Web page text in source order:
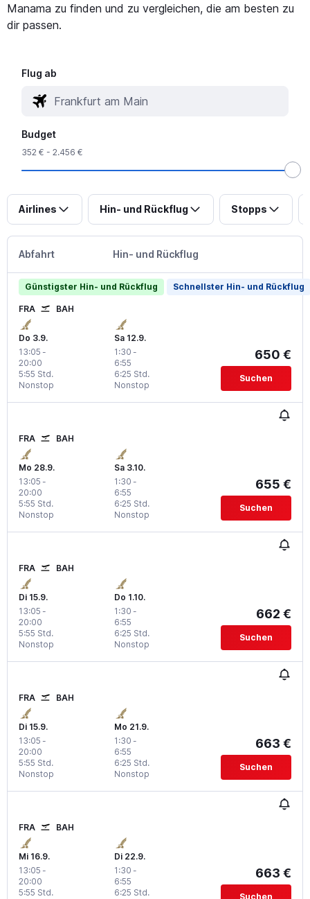
Manama zu finden und zu vergleichen, die am besten zu
dir passen.
Flug ab
Budget
352 € - 2.456 €
Airlines Hin- und Rückflug Stopps
Abfahrt Hin- und Rückflug
Günstigster Hin- und Rückflug Schnellster Hin- und Rückflug
FRA BAH
Do 3.9.
13:05 -
20:00
Nonstop
5:55 Std.
Sa 12.9.
1:30 -
6:55
Nonstop
6:25 Std.
650 €
Suchen
FRA BAH
Mo 28.9.
13:05 -
20:00
Nonstop
5:55 Std.
Sa 3.10.
1:30 -
6:55
Nonstop
6:25 Std.
655 €
Suchen
FRA BAH
Di 15.9.
13:05 -
20:00
Nonstop
5:55 Std.
Do 1.10.
1:30 -
6:55
Nonstop
6:25 Std.
662 €
Suchen
FRA BAH
Di 15.9.
13:05 -
20:00
Nonstop
5:55 Std.
Mo 21.9.
1:30 -
6:55
Nonstop
6:25 Std.
663 €
Suchen
FRA BAH
Mi 16.9.
13:05 -
20:00
5:55 Std.
Di 22.9.
1:30 -
6:55
6:25 Std.
663 €
Suchen